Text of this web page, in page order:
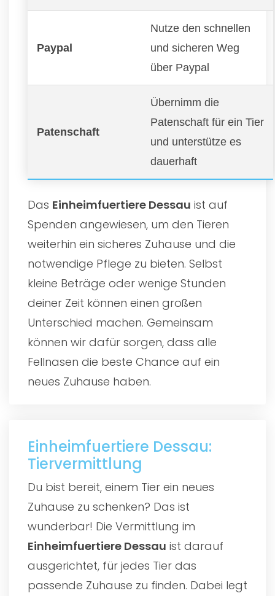
Paypal
Nutze den schnellen
und sicheren Weg
über Paypal
Patenschaft
Übernimm die
Patenschaft für ein Tier
und unterstütze es
dauerhaft
Das Einheimfuertiere Dessau ist auf
Spenden angewiesen, um den Tieren
weiterhin ein sicheres Zuhause und die
notwendige Pflege zu bieten. Selbst
kleine Beträge oder wenige Stunden
deiner Zeit können einen großen
Unterschied machen. Gemeinsam
können wir dafür sorgen, dass alle
Fellnasen die beste Chance auf ein
neues Zuhause haben.
Einheimfuertiere Dessau:
Tiervermittlung
Du bist bereit, einem Tier ein neues
Zuhause zu schenken? Das ist
wunderbar! Die Vermittlung im
Einheimfuertiere Dessau ist darauf
ausgerichtet, für jedes Tier das
passende Zuhause zu finden. Dabei legt